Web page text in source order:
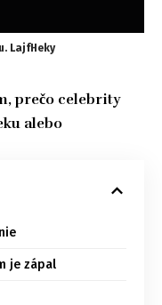
LajfHeky
prečo celebrity
alebo
je zápal